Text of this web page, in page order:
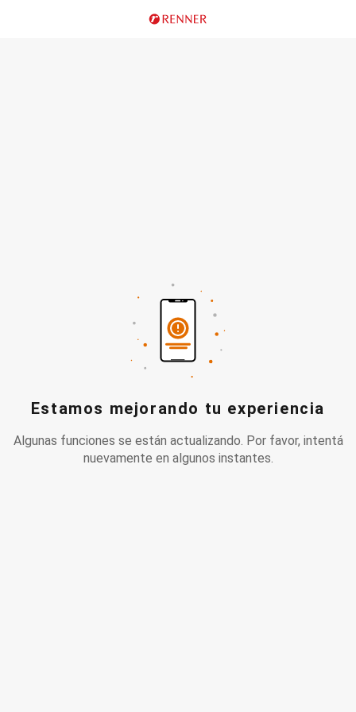
Estamos mejorando tu experiencia
Algunas funciones se están actualizando. Por favor, intentá
nuevamente en algunos instantes.